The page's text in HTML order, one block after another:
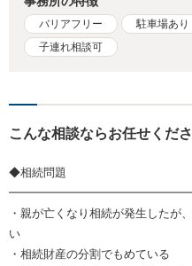
バリアフリー 駐車場あり
子連れ相談可
こんな相談ならお任せくだ
◆相続問題
・親が亡くなり相続が発生したが
い
・相続財産の分割でもめている